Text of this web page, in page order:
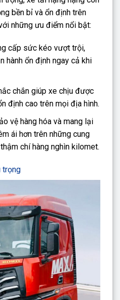
bền bỉ và ổn định trên
những ưu điểm nổi bật:
cấp sức kéo vượt trội,
hành ổn định ngay cả khi
chắn giúp xe chịu được
định cao trên mọi địa hình.
vệ hàng hóa và mang lại
ái hơn trên những cung
chí hàng nghìn kilomet.
trọng